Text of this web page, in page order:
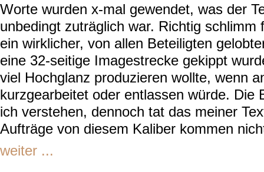
Worte wurden x-mal gewendet, was der
unbedingt zuträglich war. Richtig schlimm
ein wirklicher, von allen Beteiligten
eine 32-seitige Imagestrecke gekippt
viel Hochglanz produzieren wollte, wenn
kurzgearbeitet oder entlassen würde. Die
ich verstehen, dennoch tat das meiner
Aufträge von diesem Kaliber kommen
weiter ...